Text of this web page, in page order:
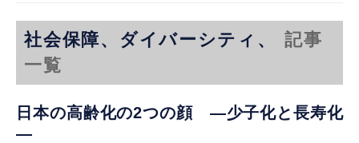
社会保障、ダイバーシティ、
記事
一覧
日本の高齢化の2つの顔 ―少子化と長寿化
―